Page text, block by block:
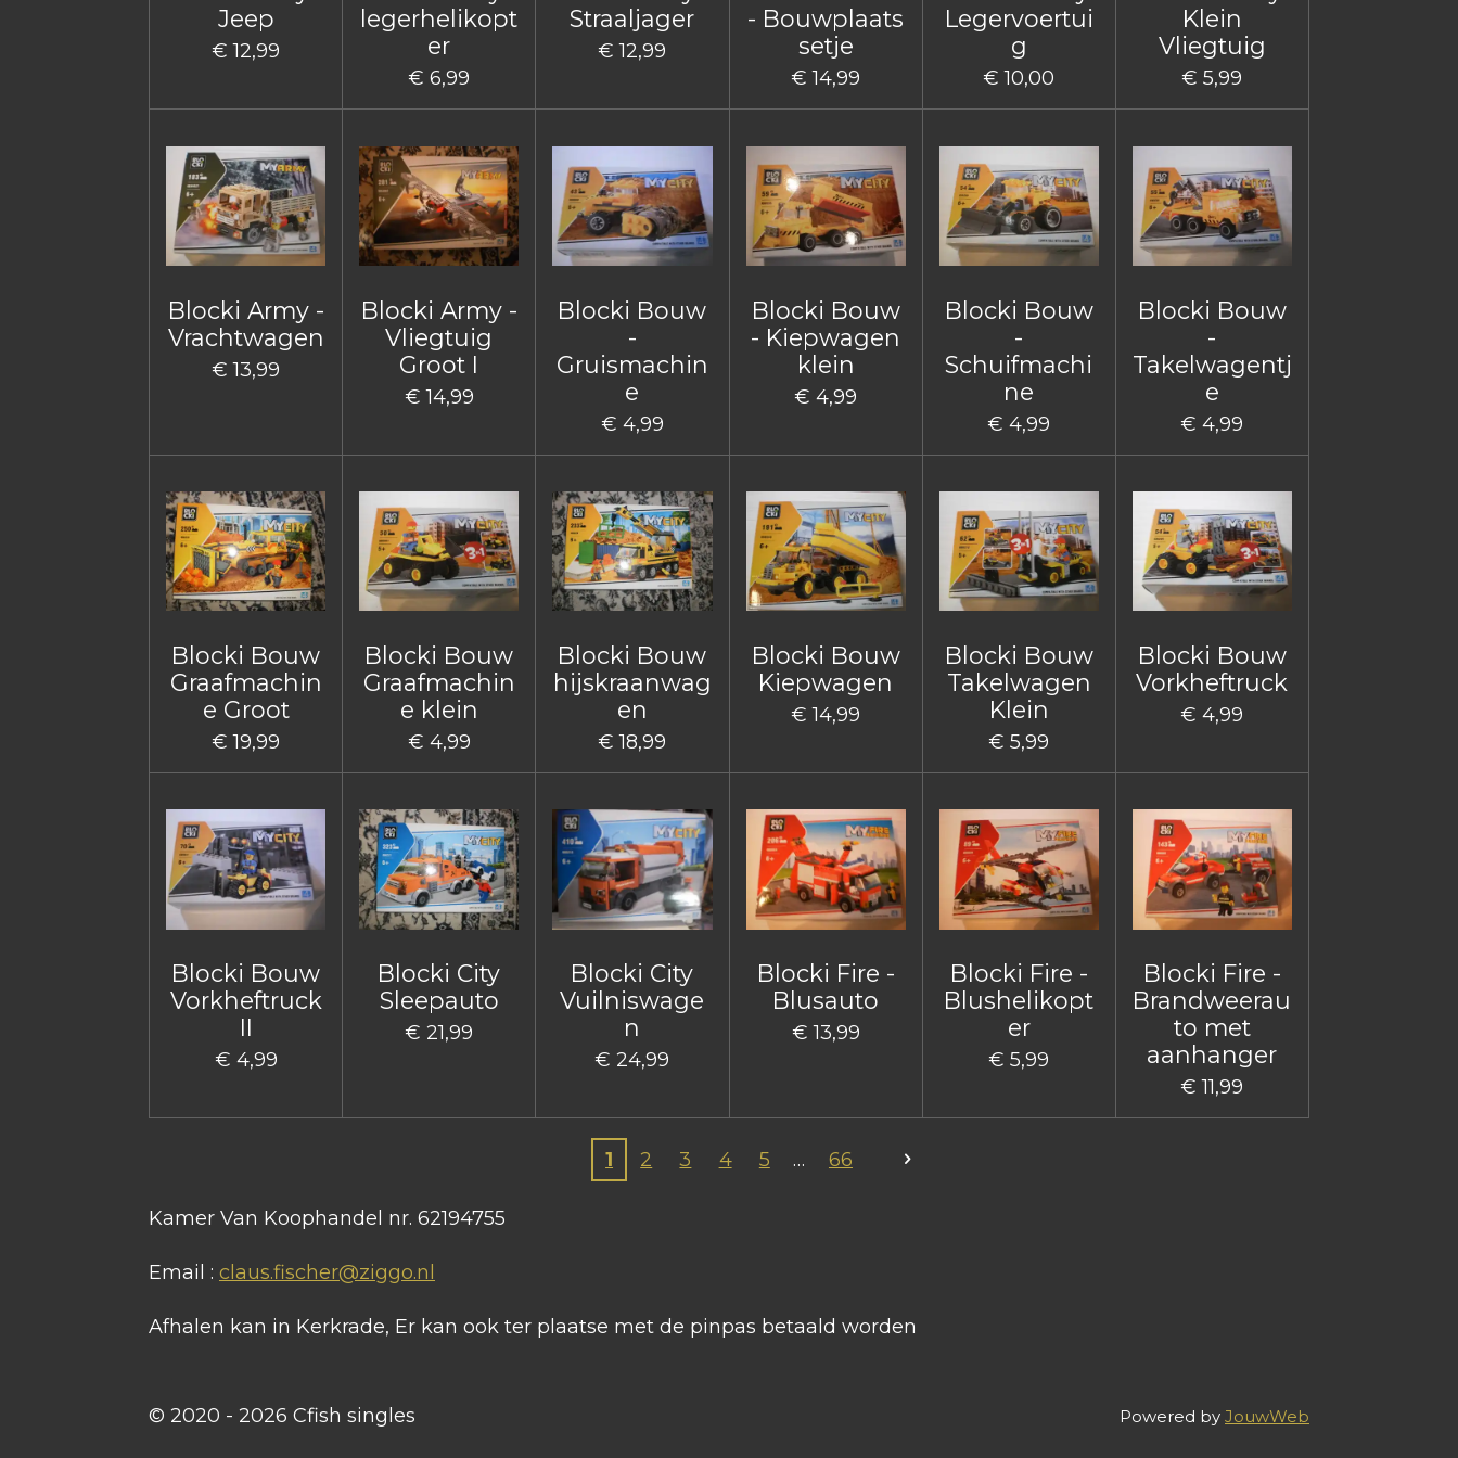
Jeep
€ 12,99
legerhelikopt
er
€ 6,99
Straaljager
€ 12,99
- Bouwplaats
setje
€ 14,99
Legervoertui
g
€ 10,00
Klein
Vliegtuig
€ 5,99
Blocki Army -
Vrachtwagen
€ 13,99
Blocki Army -
Vliegtuig
Groot I
€ 14,99
Blocki Bouw
-
Gruismachin
e
€ 4,99
Blocki Bouw
- Kiepwagen
klein
€ 4,99
Blocki Bouw
-
Schuifmachi
ne
€ 4,99
Blocki Bouw
-
Takelwagentj
e
€ 4,99
Blocki Bouw
Graafmachin
e Groot
€ 19,99
Blocki Bouw
Graafmachin
e klein
€ 4,99
Blocki Bouw
hijskraanwag
en
€ 18,99
Blocki Bouw
Kiepwagen
€ 14,99
Blocki Bouw
Takelwagen
Klein
€ 5,99
Blocki Bouw
Vorkheftruck
€ 4,99
Blocki Bouw
Vorkheftruck
II
€ 4,99
Blocki City
Sleepauto
€ 21,99
Blocki City
Vuilniswage
n
€ 24,99
Blocki Fire -
Blusauto
€ 13,99
Blocki Fire -
Blushelikopt
er
€ 5,99
Blocki Fire -
Brandweerau
to met
aanhanger
€ 11,99
1 2 3 4 5 66
Kamer Van Koophandel nr. 62194755
Email : claus.fischer@ziggo.nl
Afhalen kan in Kerkrade, Er kan ook ter plaatse met de pinpas betaald worden
© 2020 - 2026 Cfish singles Powered by JouwWeb